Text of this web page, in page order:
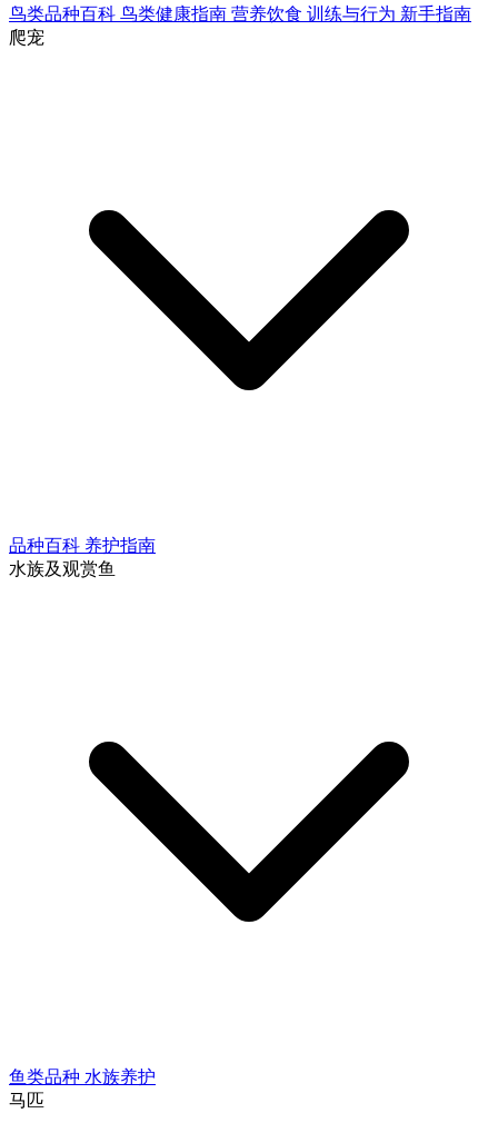
鸟类品种百科 鸟类健康指南 营养饮食 训练与行为 新手指南
爬宠
品种百科 养护指南
水族及观赏鱼
鱼类品种 水族养护
马匹